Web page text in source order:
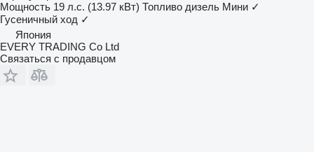
Мощность 19 л.с. (13.97 кВт) Топливо дизель Мини ✓
Гусеничный ход ✓
Япония
EVERY TRADING Co Ltd
Связаться с продавцом